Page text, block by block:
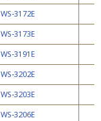
WS-3172E
WS-3173E
WS-3191E
WS-3202E
WS-3203E
WS-3206E